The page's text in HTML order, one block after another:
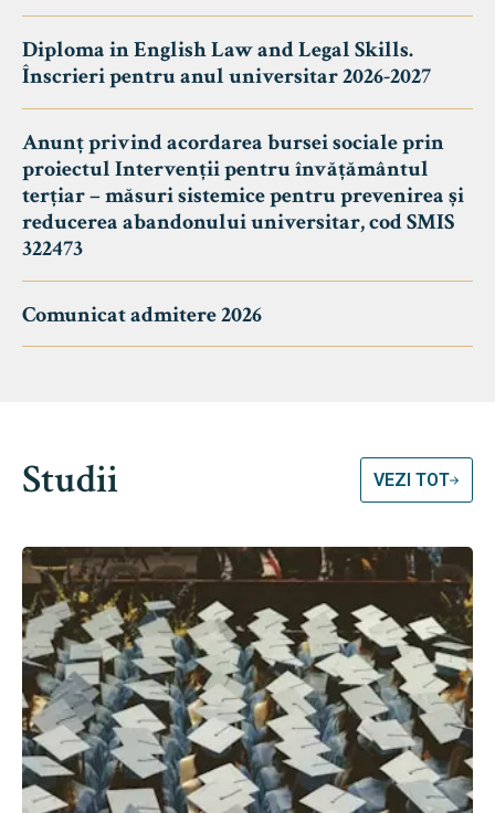
Diploma in English Law and Legal Skills.
Înscrieri pentru anul universitar 2026-2027
Anunț privind acordarea bursei sociale prin
proiectul Intervenții pentru învățământul
terțiar – măsuri sistemice pentru prevenirea și
reducerea abandonului universitar, cod SMIS
322473
Comunicat admitere 2026
Studii VEZI TOT